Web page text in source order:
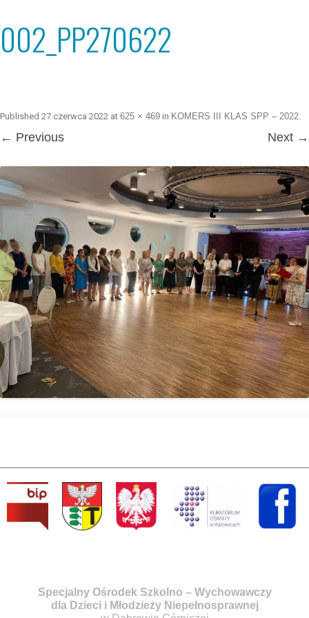
002_PP270622
Published 27 czerwca 2022 at 625 × 469 in KOMERS III KLAS SPP – 2022.
← Previous Next →
Specjalny Ośrodek Szkolno – Wychowawczy
dla Dzieci i Młodzieży Niepełnosprawnej